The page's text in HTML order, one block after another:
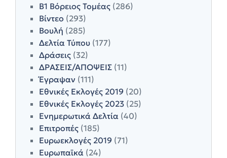
Β1 Βόρειος Τομέας (286)
Βίντεο (293)
Βουλή (285)
Δελτία Τύπου (177)
Δράσεις (32)
ΔΡΑΣΕΙΣ/ΑΠΟΨΕΙΣ (11)
Έγραψαν (111)
Εθνικές Εκλογές 2019 (20)
Εθνικές Εκλογές 2023 (25)
Ενημερωτικά Δελτία (40)
Επιτροπές (185)
Ευρωεκλογές 2019 (71)
Ευρωπαϊκά (24)